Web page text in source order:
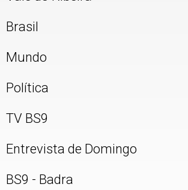
Brasil
Mundo
Política
TV BS9
Entrevista de Domingo
BS9 - Badra